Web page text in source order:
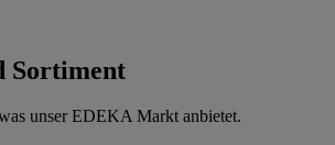
Sortiment
unser EDEKA Markt anbietet.